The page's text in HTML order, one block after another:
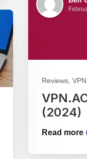
Reviews, VPN
(2024)
Read more